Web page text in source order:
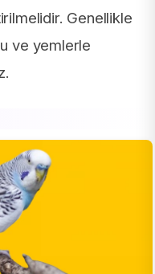
Genellikle
ve yemlerle